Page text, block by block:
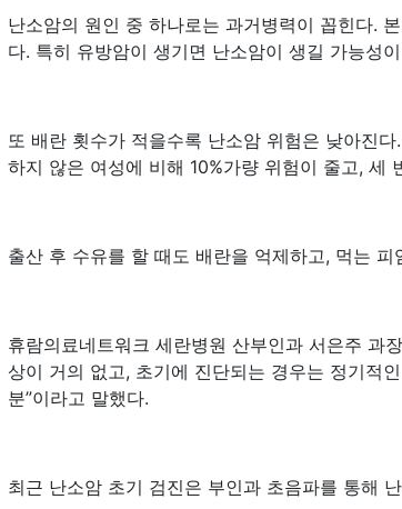
난소암의 원인 중 하나로는 과거병력이 꼽힌다.
다. 특히 유방암이 생기면 난소암이 생길 가능성
또 배란 횟수가 적을수록 난소암 위험은 낮아진
하지 않은 여성에 비해 10%가량 위험이 줄고, 세
출산 후 수유를 할 때도 배란을 억제하고, 먹는
휴람의료네트워크 세란병원 산부인과 서은주 과
상이 거의 없고, 초기에 진단되는 경우는 정기적
분”이라고 말했다.
최근 난소암 초기 검진은 부인과 초음파를 통해